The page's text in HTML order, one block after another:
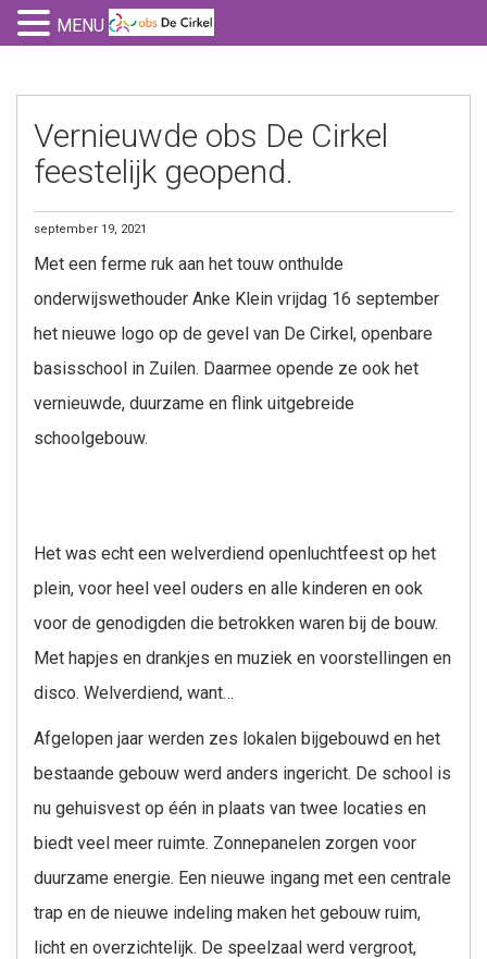
Vernieuwde obs De Cirkel
feestelijk geopend.
september 19, 2021
Met een ferme ruk aan het touw onthulde
onderwijswethouder Anke Klein vrijdag 16 september
het nieuwe logo op de gevel van De Cirkel, openbare
basisschool in Zuilen. Daarmee opende ze ook het
vernieuwde, duurzame en flink uitgebreide
schoolgebouw.
Het was echt een welverdiend openluchtfeest op het
plein, voor heel veel ouders en alle kinderen en ook
voor de genodigden die betrokken waren bij de bouw.
Met hapjes en drankjes en muziek en voorstellingen en
disco. Welverdiend, want…
Afgelopen jaar werden zes lokalen bijgebouwd en het
bestaande gebouw werd anders ingericht. De school is
nu gehuisvest op één in plaats van twee locaties en
biedt veel meer ruimte. Zonnepanelen zorgen voor
duurzame energie. Een nieuwe ingang met een centrale
trap en de nieuwe indeling maken het gebouw ruim,
licht en overzichtelijk. De speelzaal werd vergroot,
MENU